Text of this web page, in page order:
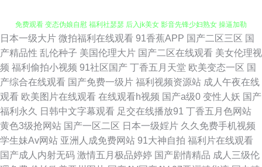
久久瑟视频 91成人电影 欧美性爱女同A片 伪娘偷拍福利 伊人操久久 91视频
免费观看 变态伪娘自慰 福利社瑟瑟 后入jk美女 影音先锋少妇熟女 操逼加勒
比99 黄页av网站 人妖牲畜性交 亚洲另类小说网 AV免费大全 久久资源福利
站 日韩成人AV网站 影音先锋变太累别 av入口在线韩国 福利舍操逼 国产一二
类视频 免费网站簧片 日韩三级中文字幕 亚洲伊人网香蕉网 波多野吉依 豆花
日本一级大片 微拍福利在线观看 91香蕉APP 国产二区三区 国
产精品性 乱伦种子 美国伦理大片 国产二区在线观看 美女伦理视
频 福利偷拍小视频 91社区国产 丁香五月天堂 欧美变态一区 国
产综合在线观看 国产免费一级片 福利视频资源站 成人午夜在线
观看 欧美图片在线观看 在线观看h视频 国产a级0 变性人妖 国产
福利永久
日韩中文字幕观看 足交在线播放91 丁香五月色网站
黄色3级抢网站 国产一区二区 日本一级婬片 久久免费手机视频
学生妹Av网站 亚洲人成免费网站 91大神自拍 福利片在线观看
国产成人内射无码 激情五月极品婷婷 国产剧情精品 成人三级伦